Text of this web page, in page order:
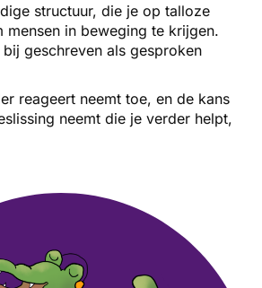
structuur, die je op talloze
mensen in beweging te krijgen.
geschreven als gesproken
reageert neemt toe, en de kans
neemt die je verder helpt,